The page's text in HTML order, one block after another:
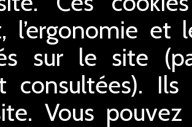
l’ergonomie
sur le site
consultées).
Vous